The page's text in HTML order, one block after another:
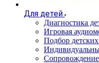
Для детей
Диагностика
Игровая
Подбор
Сопровождение